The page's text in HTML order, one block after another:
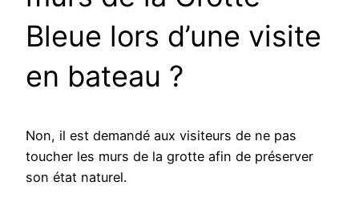
Bleue lors d’une visite
en bateau ?
Non, il est demandé aux visiteurs de ne pas
toucher les murs de la grotte afin de préserver
son état naturel.